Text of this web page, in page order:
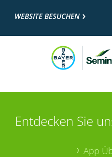
WEBSITE BESUCHEN
Entdecken Sie
App